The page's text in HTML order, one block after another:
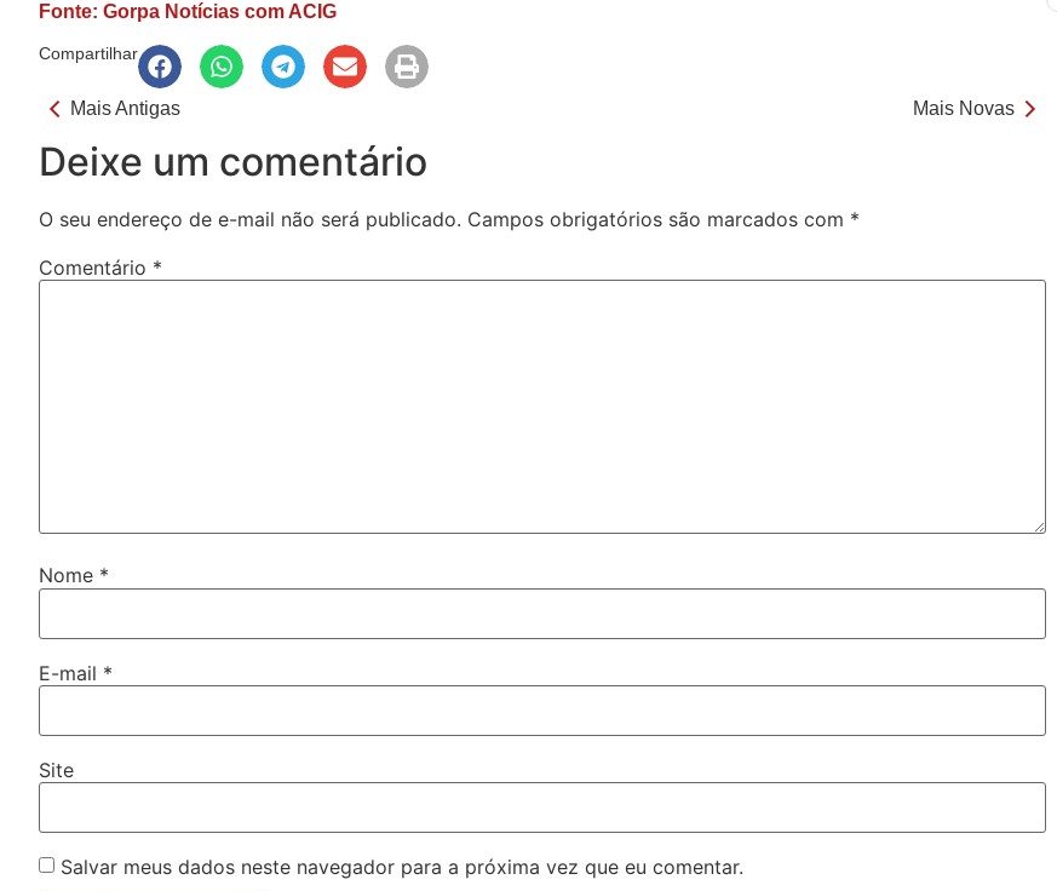
Fonte: Gorpa Notícias com ACIG
Compartilhar
Mais Antigas Mais Novas
Deixe um comentário
O seu endereço de e-mail não será publicado. Campos obrigatórios são marcados com *
Comentário *
Nome *
E-mail *
Site
Salvar meus dados neste navegador para a próxima vez que eu comentar.